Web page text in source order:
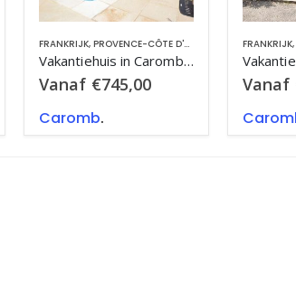
FRANKRIJK, PROVENCE-CÔTE D'AZUR
Vakantiehuis in Caromb met zwembad, in Provence-Côte d’Azur.
Vanaf €745,00
Caromb.
FRANKRIJK,
Vanaf